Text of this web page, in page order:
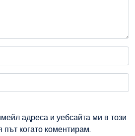
адреса и уебсайта ми в този
когато коментирам.